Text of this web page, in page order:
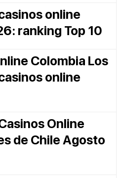
online
ranking Top 10
Colombia Los
online
Online
de Chile Agosto